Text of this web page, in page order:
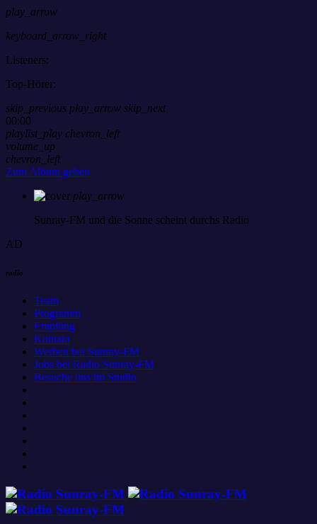
play_arrow
keyboard_arrow_right
Listeners:
Top-Hörer:
skip_previous play_arrow skip_next
00:00
playlist_play chevron_left
volume_up
chevron_left
Zum Album gehen
play_arrow
Sunray-FM und die Sonne scheint durchs Radio
AD
radio
Team
Programm
Empfang
Kontakt
Werben bei Sunray-FM
Jobs bei Radio Sunray-FM
Besuche uns im Studio